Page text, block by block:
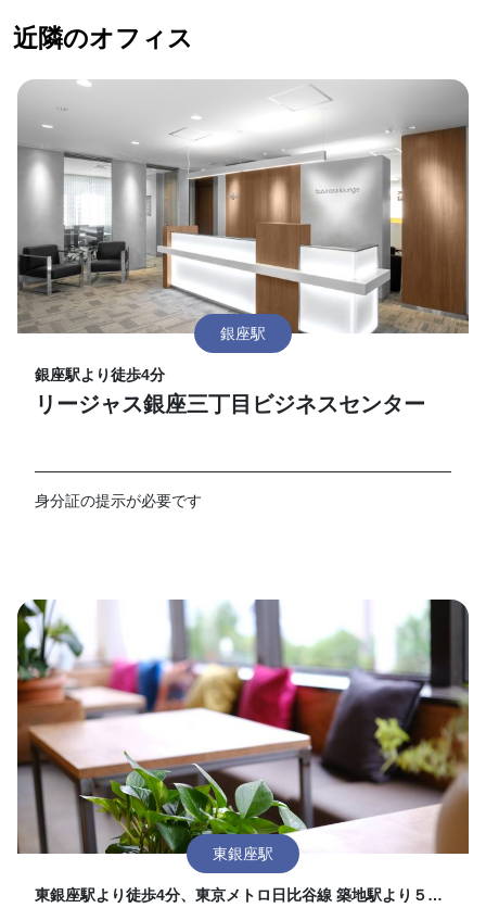
近隣のオフィス
銀座駅
銀座駅より徒歩4分
リージャス銀座三丁目ビジネスセンター
身分証の提示が必要です
東銀座駅
東銀座駅より徒歩4分、東京メトロ日比谷線 築地駅より５